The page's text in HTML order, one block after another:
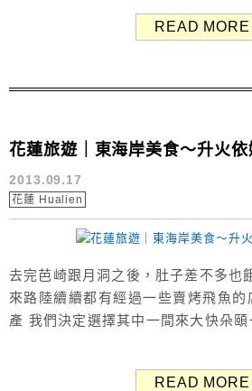
民宿欐舍 Elysees House) 在這條蔥
READ MORE
花蓮旅遊｜東海岸美食～升火
2013.09.17
花蓮 Hualien
去完芭崎跟月洞之後，肚子差不多也
來路陸續續都有經過一些賣烤飛魚
產 我們決定選擇其中一間來大快朵
營者是幾位當地的原住民，談吐間說
READ MORE